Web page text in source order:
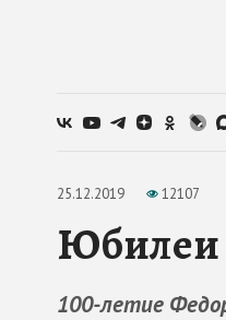
25.12.2019 12107
Юбилеи
100-летие